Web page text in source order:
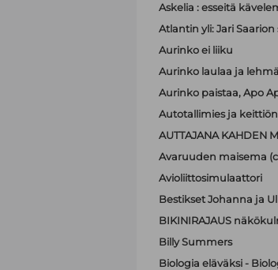
Askelia : esseitä
Atlantin yli: Jari
Aurinko ei liiku
Aurinko laulaa ja
Aurinko paistaa, Apo
Autotallimies ja
AUTTAJANA KAHDEN
Avaruuden maisema
Avioliittosimulaattori
Bestikset Johanna ja
BIKINIRAJAUS
Billy Summers
Biologia eläväksi -